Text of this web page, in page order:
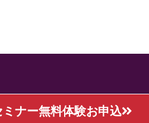
ナー無料体験お申込